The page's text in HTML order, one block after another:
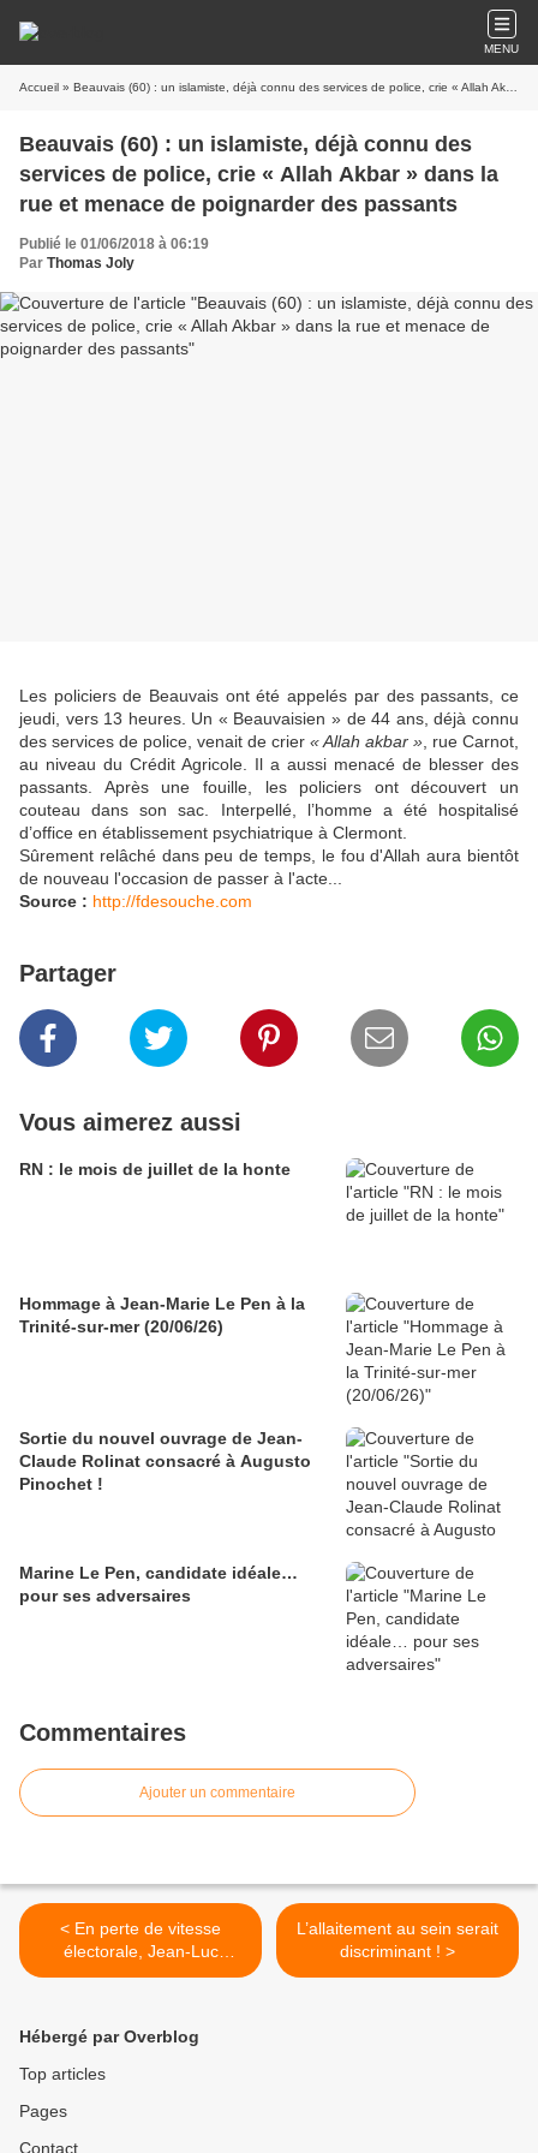
MENU
Accueil » Beauvais (60) : un islamiste, déjà connu des services de police, crie « Allah Akbar » dans la rue et menace de poignarder des passants
Beauvais (60) : un islamiste, déjà connu des
services de police, crie « Allah Akbar » dans la
rue et menace de poignarder des passants
Publié le 01/06/2018 à 06:19
Par Thomas Joly
Les policiers de Beauvais ont été appelés par des passants, ce
jeudi, vers 13 heures. Un « Beauvaisien » de 44 ans, déjà connu
des services de police, venait de crier « Allah akbar » , rue Carnot,
au niveau du Crédit Agricole. Il a aussi menacé de blesser des
passants. Après une fouille, les policiers ont découvert un
couteau dans son sac. Interpellé, l’homme a été hospitalisé
d’office en établissement psychiatrique à Clermont.
Sûrement relâché dans peu de temps, le fou d'Allah aura bientôt
de nouveau l'occasion de passer à l'acte...
Source : http://fdesouche.com
Partager
Vous aimerez aussi
RN : le mois de juillet de la honte
Hommage à Jean-Marie Le Pen à la
Trinité-sur-mer (20/06/26)
Sortie du nouvel ouvrage de Jean-
Claude Rolinat consacré à Augusto
Pinochet !
Marine Le Pen, candidate idéale…
pour ses adversaires
Commentaires
Ajouter un commentaire
< En perte de vitesse
électorale, Jean-Luc
Mélenchon hurle au péril
L’allaitement au sein serait
discriminant ! >
Hébergé par Overblog
Top articles
Pages
Contact